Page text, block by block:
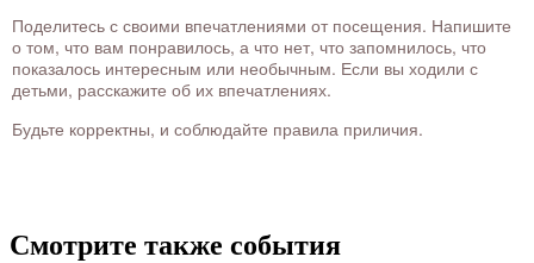
Поделитесь с своими впечатлениями от посещения. Напишите
о том, что вам понравилось, а что нет, что запомнилось, что
показалось интересным или необычным. Если вы ходили с
детьми, расскажите об их впечатлениях.
Будьте корректны, и соблюдайте правила приличия.
Смотрите также события